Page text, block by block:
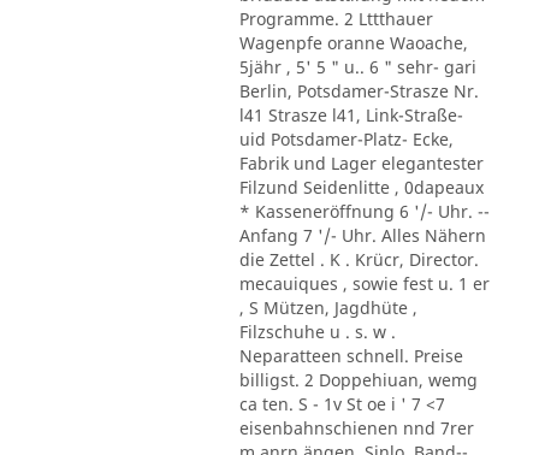
Programme. 2 Lttthauer
Wagenpfe oranne Waoache,
5jähr , 5' 5 " u.. 6 " sehr- gari
Berlin, Potsdamer-Strasze Nr.
l41 Strasze l41, Link-Straße-
uid Potsdamer-Platz- Ecke,
Fabrik und Lager elegantester
Filzund Seidenlitte , 0dapeaux
* Kasseneröffnung 6 '/- Uhr. --
Anfang 7 '/- Uhr. Alles Nähern
die Zettel . K . Krücr, Director.
mecauiques , sowie fest u. 1 er
, S Mützen, Jagdhüte ,
Filzschuhe u . s. w .
Neparatteen schnell. Preise
billigst. 2 Doppehiuan, wemg
ca ten. S - 1v St oe i ' 7 <7
eisenbahnschienen nnd 7rer